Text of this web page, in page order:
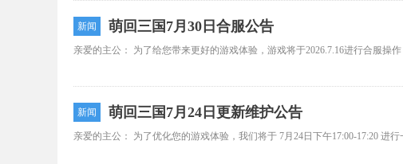
新闻 萌回三国7月30日合服公告
新闻 萌回三国7月24日更新维护公告